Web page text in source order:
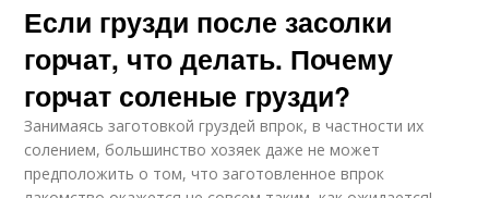
Если грузди после засолки
горчат, что делать. Почему
горчат соленые грузди?
Занимаясь заготовкой груздей впрок, в частности их
солением, большинство хозяек даже не может
предположить о том, что заготовленное впрок